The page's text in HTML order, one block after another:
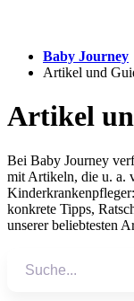
Baby Journey
Artikel und
Artikel
Bei Baby Journey
mit Artikeln, die u. a.
konkrete Tipps,
unserer beliebtesten